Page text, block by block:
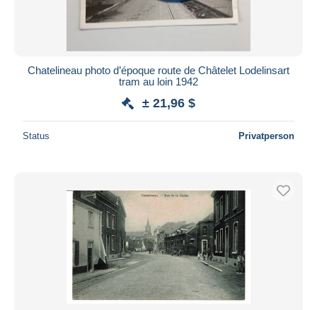
Chatelineau photo d’époque route de Châtelet Lodelinsart
tram au loin 1942
± 21,96 $
Status Privatperson